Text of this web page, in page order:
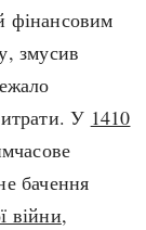
фінансовим
змусив
У 1410
бачення
війни,